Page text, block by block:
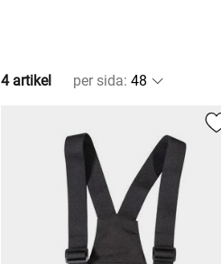
4 artikel per sida: